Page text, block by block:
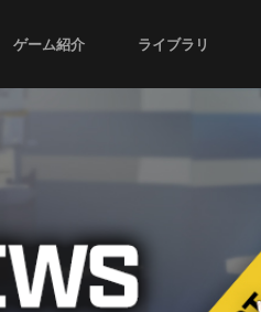
ゲーム紹介 ライブラリ